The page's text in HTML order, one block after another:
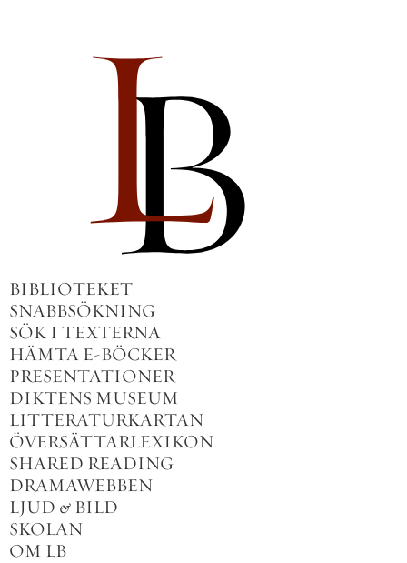
BIBLIOTEKET
SNABBSÖKNING
SÖK I TEXTERNA
HÄMTA E-BÖCKER
PRESENTATIONER
DIKTENS MUSEUM
LITTERATURKARTAN
ÖVERSÄTTARLEXIKON
SHARED READING
DRAMAWEBBEN
LJUD & BILD
SKOLAN
OM LB